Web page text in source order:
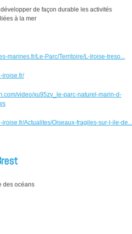
de façon durable les activités
à la mer
marines.fr/Le-Parc/Territoire/L-Iroise-treso...
iroise.fr/
video/xu95zv_le-parc-naturel-marin-d-
iroise.fr/Actualites/Oiseaux-fragiles-sur-l-ile-de...
des océans